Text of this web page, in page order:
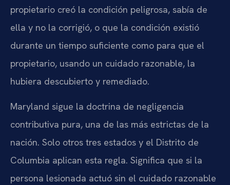
propietario creó la condición peligrosa, sabía de
ella y no la corrigió, o que la condición existió
durante un tiempo suficiente como para que el
propietario, usando un cuidado razonable, la
hubiera descubierto y remediado.
Maryland sigue la doctrina de negligencia
contributiva pura, una de las más estrictas de la
nación. Solo otros tres estados y el Distrito de
Columbia aplican esta regla. Significa que si la
persona lesionada actuó sin el cuidado razonable